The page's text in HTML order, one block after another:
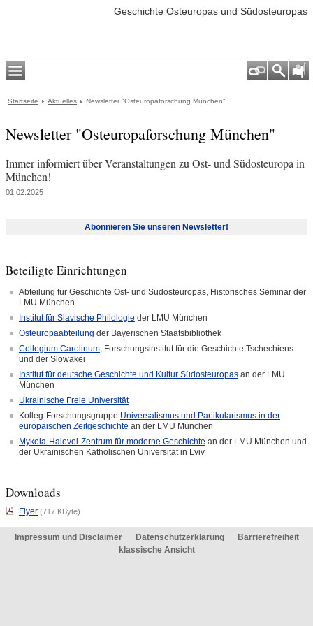
Geschichte Osteuropas und Südosteuropas
Startseite Aktuelles Newsletter "Osteuropaforschung München"
Newsletter "Osteuropaforschung München"
Immer informiert über Veranstaltungen zu Ost- und Südosteuropa in
München!
01.02.2025
Abonnieren Sie unseren Newsletter!
Beteiligte Einrichtungen
Abteilung für Geschichte Ost- und Südosteuropas, Historisches Seminar der
LMU München
Institut für Slavische Philologie der LMU München
Osteuropaabteilung der Bayerischen Staatsbibliothek
Collegium Carolinum, Forschungsinstitut für die Geschichte Tschechiens
und der Slowakei
Institut für deutsche Geschichte und Kultur Südosteuropas an der LMU
München
Ukrainische Freie Universität
Kolleg-Forschungsgruppe Universalismus und Partikularismus in der
europäischen Zeitgeschichte an der LMU München
Mykola-Haievoi-Zentrum für moderne Geschichte an der LMU München und
der Ukrainischen Katholischen Universität in Lviv
Downloads
Flyer (717 KByte)
Impressum und Disclaimer Datenschutzerklärung
Barrierefreiheit
klassische Ansicht